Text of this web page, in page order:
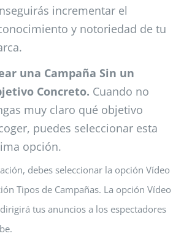
incrementar el
y notoriedad de tu
una Campaña Sin un
Concreto. Cuando no
muy claro qué objetivo
puedes seleccionar esta
opción.
debes seleccionar la opción Vídeo
Tipos de Campañas. La opción Vídeo
tus anuncios a los espectadores